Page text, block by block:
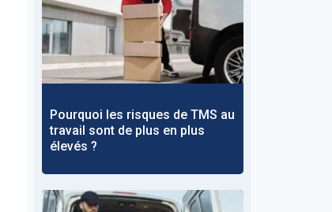
Pourquoi les risques de TMS au
travail sont de plus en plus
élevés ?